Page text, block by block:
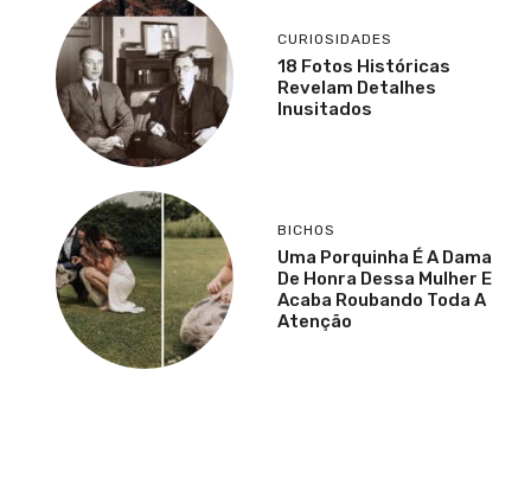
CURIOSIDADES
18 Fotos Históricas
Revelam Detalhes
Inusitados
BICHOS
Uma Porquinha É A Dama
De Honra Dessa Mulher E
Acaba Roubando Toda A
Atenção